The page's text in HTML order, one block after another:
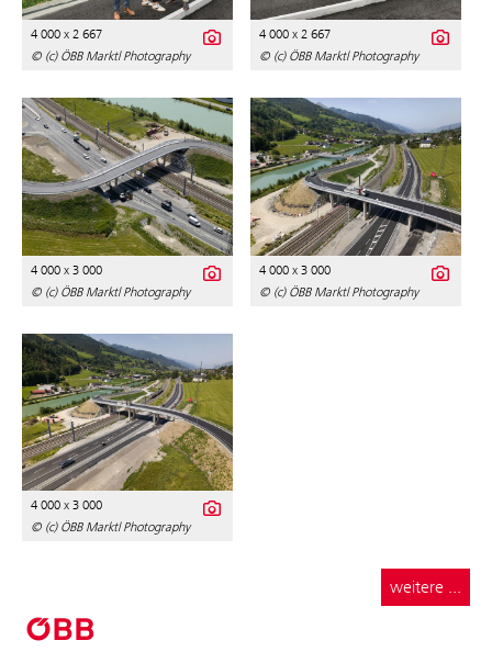
4 000 x 2 667
© (c) ÖBB Marktl Photography
4 000 x 2 667
© (c) ÖBB Marktl Photography
4 000 x 3 000
© (c) ÖBB Marktl Photography
4 000 x 3 000
© (c) ÖBB Marktl Photography
4 000 x 3 000
© (c) ÖBB Marktl Photography
weitere ...